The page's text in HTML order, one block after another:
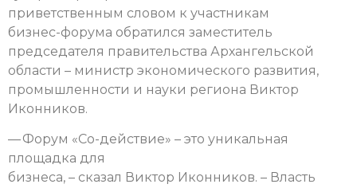
приветственным словом к участникам
бизнес-форума обратился заместитель
председателя правительства Архангельской
области – министр экономического развития,
промышленности и науки региона Виктор
Иконников.
— Форум «Со-действие» – это уникальная
площадка для
бизнеса, – сказал Виктор Иконников. – Власть